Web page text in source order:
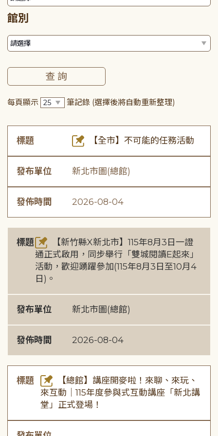
館別
每頁顯示 筆記錄 (選擇後將自動重新整理)
標題 【全市】不可能的任務活動
發布單位 新北市圖(總館)
發佈時間 2026-08-04
標題
【新竹縣X新北市】115年8月3日一證
通正式啟用，同步舉行「雙城閱讀E起來」
活動，歡迎踴躍參加(115年8月3日至10月4
日)。
發布單位 新北市圖(總館)
發佈時間 2026-08-04
標題
【總館】講座開麥啦！來聊、來玩、
來互動｜115年度參與式互動講座「新北講
堂」正式登場！